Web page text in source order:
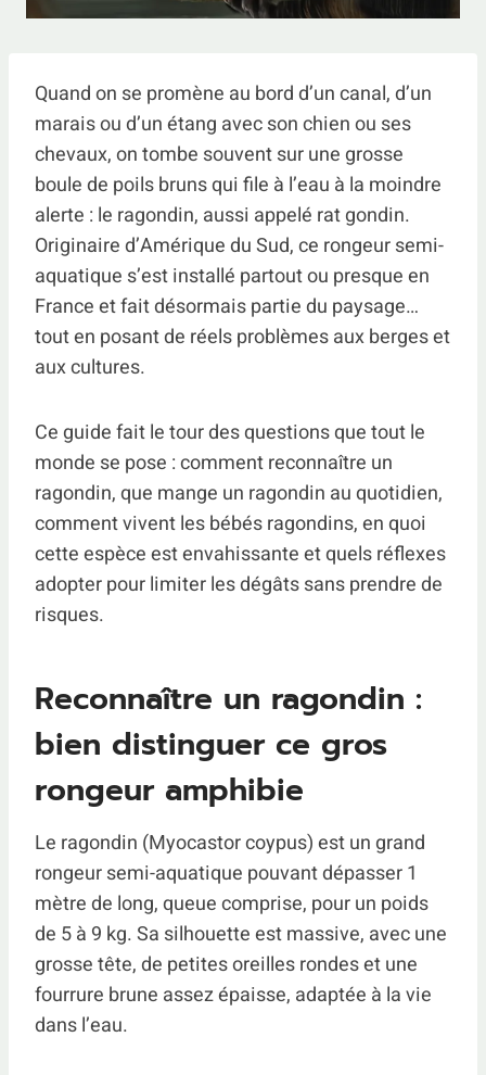
Quand on se promène au bord d’un canal, d’un
marais ou d’un étang avec son chien ou ses
chevaux, on tombe souvent sur une grosse
boule de poils bruns qui file à l’eau à la moindre
alerte : le ragondin, aussi appelé rat gondin.
Originaire d’Amérique du Sud, ce rongeur semi-
aquatique s’est installé partout ou presque en
France et fait désormais partie du paysage…
tout en posant de réels problèmes aux berges et
aux cultures.
Ce guide fait le tour des questions que tout le
monde se pose : comment reconnaître un
ragondin, que mange un ragondin au quotidien,
comment vivent les bébés ragondins, en quoi
cette espèce est envahissante et quels réflexes
adopter pour limiter les dégâts sans prendre de
risques.
Reconnaître un ragondin :
bien distinguer ce gros
rongeur amphibie
Le ragondin (Myocastor coypus) est un grand
rongeur semi-aquatique pouvant dépasser 1
mètre de long, queue comprise, pour un poids
de 5 à 9 kg. Sa silhouette est massive, avec une
grosse tête, de petites oreilles rondes et une
fourrure brune assez épaisse, adaptée à la vie
dans l’eau.